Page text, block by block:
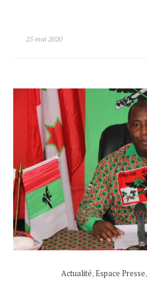
25 mai 2020
Actualité,Espace Presse,